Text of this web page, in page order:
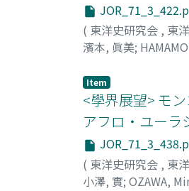
( 東洋史研究会 , 東
濱本, 眞美;
Item
<學界展望> モ
アフロ・ユーラ
( 東洋史研究会 , 東
小澤, 實; OZAWA,